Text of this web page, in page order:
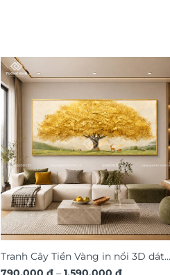
Tranh Cây Tiền Vàng in nổi 3D dát